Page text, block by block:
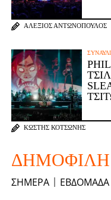
ΑΛΈΞΙΟΣ ΑΝΤΩΝΌΠΟΥΛΟΣ
ΚΩΣΤΉΣ ΚΟΤΣΏΝΗΣ
ΔΗΜΟΦΙΛΉ
ΣΉΜΕΡΑ ΕΒΔΟΜΆΔΑ